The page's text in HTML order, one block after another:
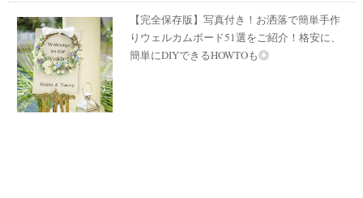
【完全保存版】写真付き！お洒落で簡単手作
りウェルカムボード51選をご紹介！格安に、
簡単にDIYできるHOWTOも◎